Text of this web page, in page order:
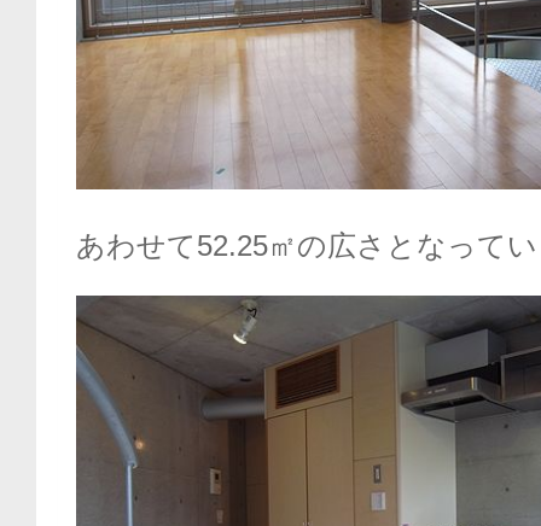
あわせて52.25㎡の広さとなって